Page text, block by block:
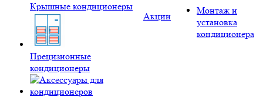
Крышные кондиционеры
Прецизионные
кондиционеры
Акции
Монтаж и
установка
кондиционера